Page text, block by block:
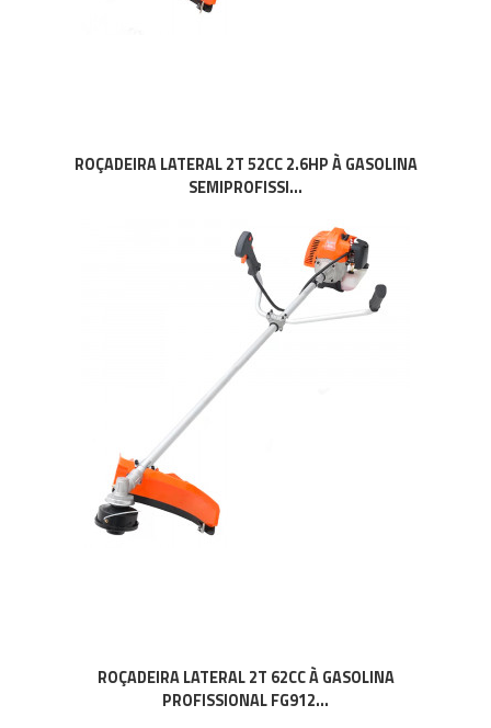
ROÇADEIRA LATERAL 2T 52CC 2.6HP À GASOLINA
SEMIPROFISSI...
ROÇADEIRA LATERAL 2T 62CC À GASOLINA
PROFISSIONAL FG912...